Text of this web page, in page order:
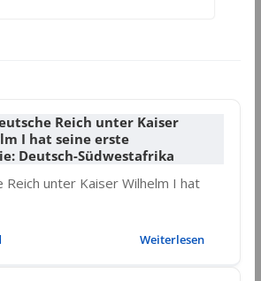
Reich unter Kaiser
I hat seine erste
Deutsch-Südwestafrika
Reich unter Kaiser Wilhelm I hat
Weiterlesen